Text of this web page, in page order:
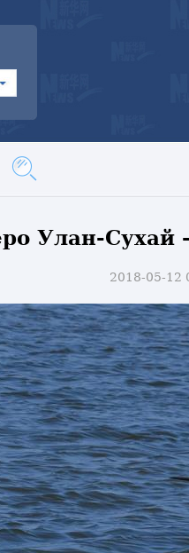
Улан-Сухай
2018-05-12